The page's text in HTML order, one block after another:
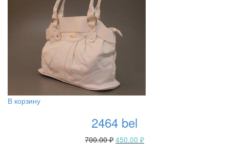
В корзину
2464 bel
700.00₽ 450.00 ₽